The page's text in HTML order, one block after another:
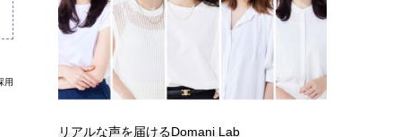
用
リアルな声を届けるDomani Lab